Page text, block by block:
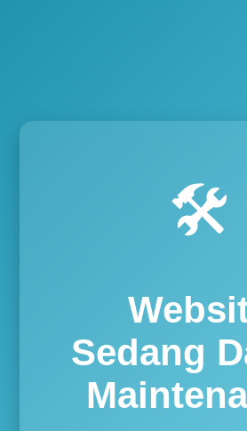
🛠️
Sedang